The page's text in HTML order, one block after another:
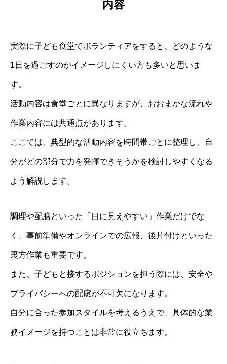
内容
実際に子ども食堂でボランティアをすると、どのような
1日を過ごすのかイメージしにくい方も多いと思いま
す。
活動内容は食堂ごとに異なりますが、おおまかな流れや
作業内容には共通点があります。
ここでは、典型的な活動内容を時間帯ごとに整理し、自
分がどの部分で力を発揮できそうかを検討しやすくなる
よう解説します。
調理や配膳といった「目に見えやすい」作業だけでな
く、事前準備やオンラインでの広報、後片付けといった
裏方作業も重要です。
また、子どもと接するポジションを担う際には、安全や
プライバシーへの配慮が不可欠になります。
自分に合った参加スタイルを考えるうえで、具体的な業
務イメージを持つことは非常に役立ちます。